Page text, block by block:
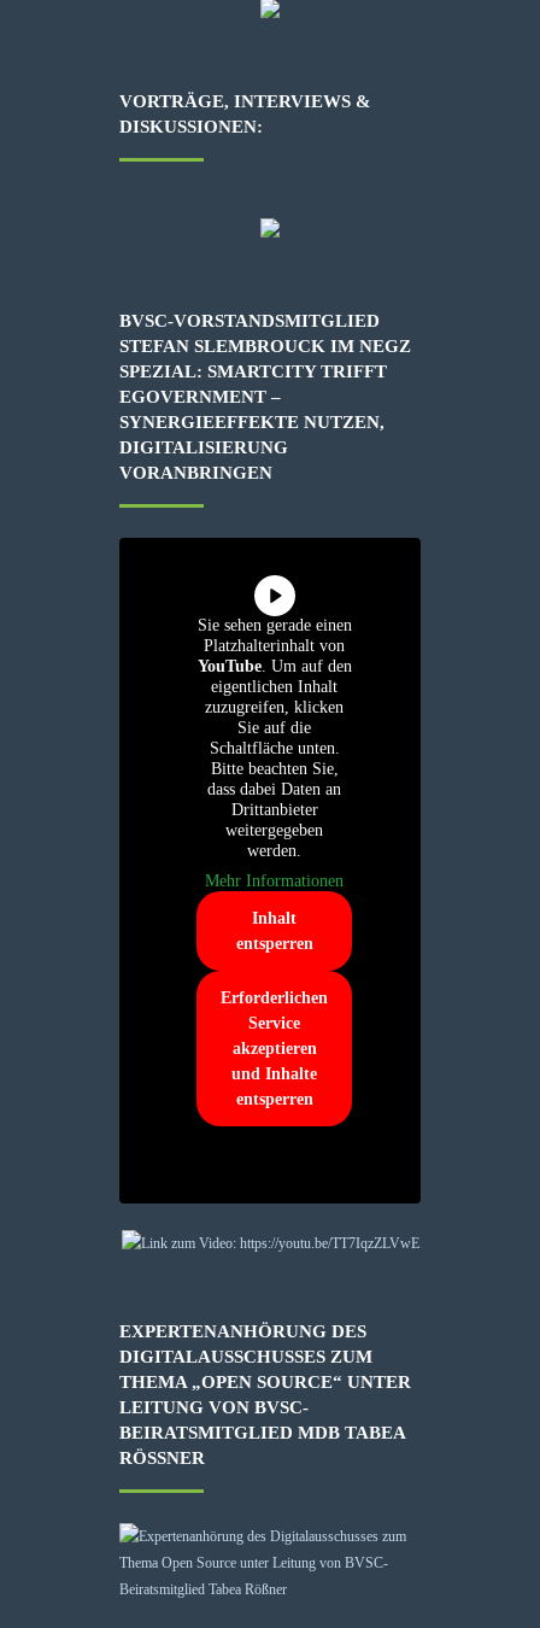
VORTRÄGE, INTERVIEWS &
DISKUSSIONEN:
BVSC-VORSTANDSMITGLIED
STEFAN SLEMBROUCK IM NEGZ
SPEZIAL: SMARTCITY TRIFFT
EGOVERNMENT –
SYNERGIEEFFEKTE NUTZEN,
DIGITALISIERUNG
VORANBRINGEN
Sie sehen gerade einen
Platzhalterinhalt von
YouTube. Um auf den
eigentlichen Inhalt
zuzugreifen, klicken
Sie auf die
Schaltfläche unten.
Bitte beachten Sie,
dass dabei Daten an
Drittanbieter
weitergegeben
werden.
Mehr Informationen
Inhalt
entsperren
Erforderlichen
Service
akzeptieren
und Inhalte
entsperren
EXPERTENANHÖRUNG DES
DIGITALAUSSCHUSSES ZUM
THEMA „OPEN SOURCE“ UNTER
LEITUNG VON BVSC-
BEIRATSMITGLIED MDB TABEA
RÖSSNER